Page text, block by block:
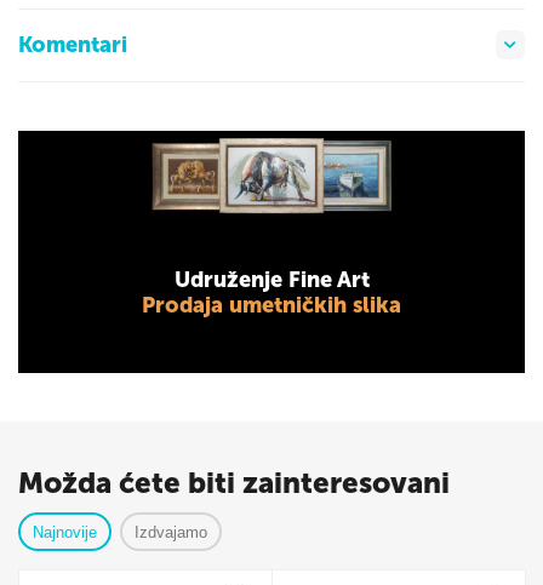
Komentari
Udruženje Fine Art
Prodaja umetničkih slika
Možda ćete biti zainteresovani
Najnovije Izdvajamo